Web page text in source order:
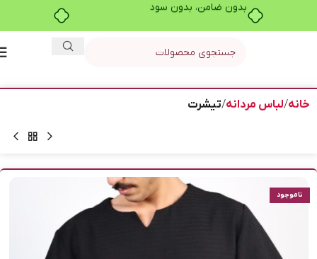
بدون ضامن، بدون سود
خانه لباس مردانه تیشرت
ناموجود